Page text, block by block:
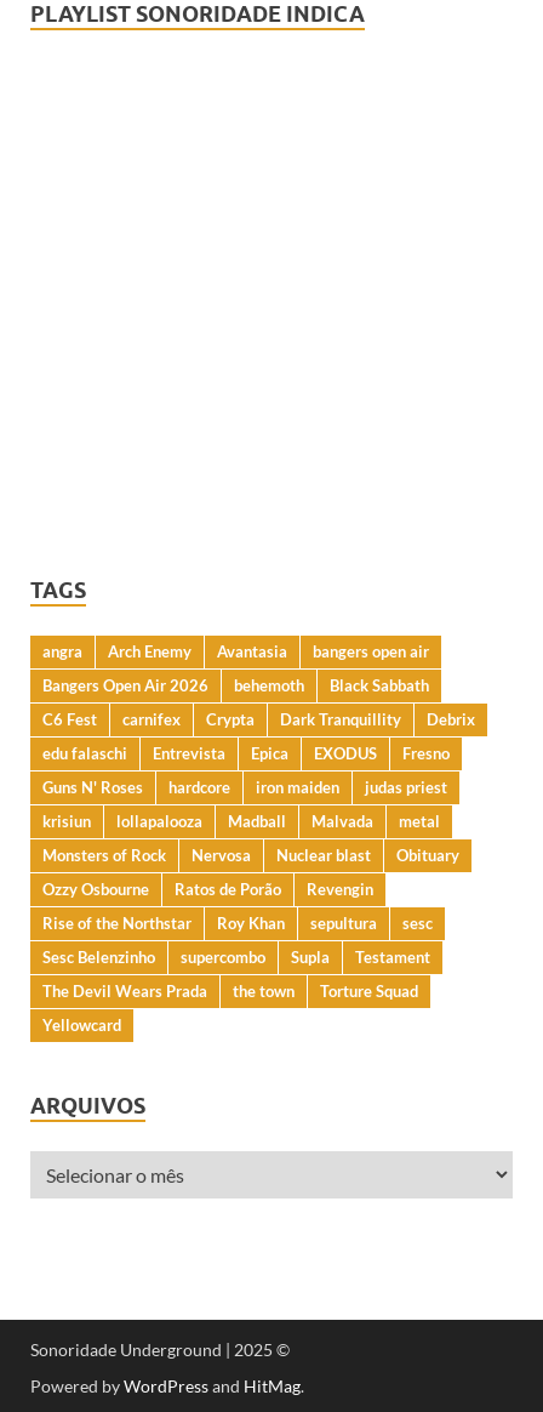
PLAYLIST SONORIDADE INDICA
TAGS
angra Arch Enemy Avantasia
bangers open air
Bangers Open Air 2026
behemoth
Black Sabbath
C6 Fest
carnifex Crypta Dark Tranquillity
Debrix
edu falaschi
Entrevista Epica EXODUS
Fresno
Guns N' Roses
hardcore iron maiden
judas priest
krisiun
lollapalooza Madball Malvada
metal
Monsters of Rock
Nervosa Nuclear blast
Obituary
Ozzy Osbourne
Ratos de Porão
Revengin
Rise of the Northstar
Roy Khan sepultura
sesc
Sesc Belenzinho
supercombo Supla
Testament
The Devil Wears Prada
the town
Torture Squad
Yellowcard
ARQUIVOS
Sonoridade Underground | 2025 ©
Powered byWordPressand HitMag.